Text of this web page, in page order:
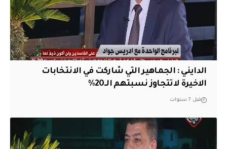
الدايني : الجماهير التي شاركت في الانتخابات
الاخيرة لاتتجاوز نسبتهم الــ20%
قبل 7 سنوات